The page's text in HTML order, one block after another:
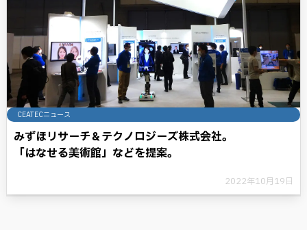
CEATECニュース
みずほリサーチ＆テクノロジーズ株式会社。
「はなせる美術館」などを提案。
2022年10月19日